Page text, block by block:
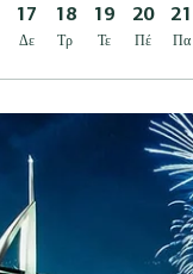
17
Δε
18
Τρ
19
Τε
20
Πέ
21
Πα